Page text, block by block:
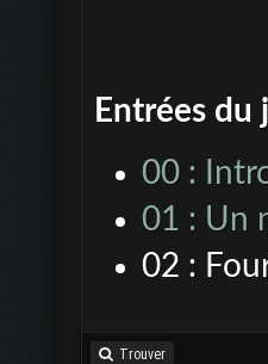
Entrées du
00 :
01 : Un
02 :
Trouver